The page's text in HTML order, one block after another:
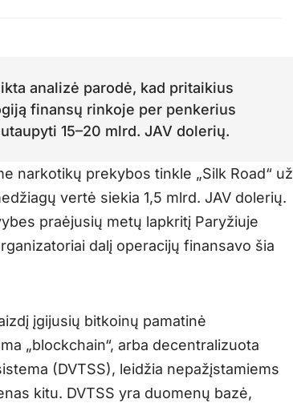
analizė parodė, kad pritaikius
finansų rinkoje per penkerius
15–20 mlrd. JAV dolerių.
narkotikų prekybos tinkle „Silk Road“ už
vertė siekia 1,5 mlrd. JAV dolerių.
praėjusių metų lapkritį Paryžiuje
dalį operacijų finansavo šia
įgijusių bitkoinų pamatinė
„blockchain“, arba decentralizuota
(DVTSS), leidžia nepažįstamiems
kitu. DVTSS yra duomenų bazė,